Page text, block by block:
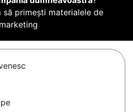
să primești materialele de
marketing